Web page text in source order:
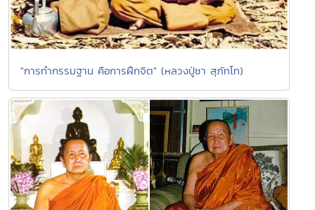
"การทำกรรมฐาน คือการฝึกจิต" (หลวงปู่ชา สุภัทโท)